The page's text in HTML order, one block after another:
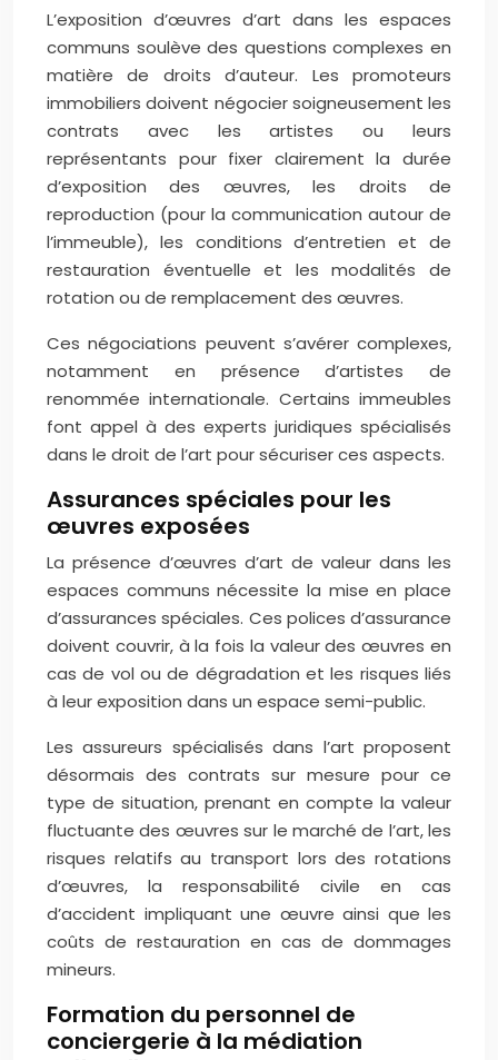
L’exposition d’œuvres d’art dans les espaces
communs soulève des questions complexes en
matière de droits d’auteur. Les promoteurs
immobiliers doivent négocier soigneusement les
contrats avec les artistes ou leurs
représentants pour fixer clairement la durée
d’exposition des œuvres, les droits de
reproduction (pour la communication autour de
l’immeuble), les conditions d’entretien et de
restauration éventuelle et les modalités de
rotation ou de remplacement des œuvres.
Ces négociations peuvent s’avérer complexes,
notamment en présence d’artistes de
renommée internationale. Certains immeubles
font appel à des experts juridiques spécialisés
dans le droit de l’art pour sécuriser ces aspects.
Assurances spéciales pour les
œuvres exposées
La présence d’œuvres d’art de valeur dans les
espaces communs nécessite la mise en place
d’assurances spéciales. Ces polices d’assurance
doivent couvrir, à la fois la valeur des œuvres en
cas de vol ou de dégradation et les risques liés
à leur exposition dans un espace semi-public.
Les assureurs spécialisés dans l’art proposent
désormais des contrats sur mesure pour ce
type de situation, prenant en compte la valeur
fluctuante des œuvres sur le marché de l’art, les
risques relatifs au transport lors des rotations
d’œuvres, la responsabilité civile en cas
d’accident impliquant une œuvre ainsi que les
coûts de restauration en cas de dommages
mineurs.
Formation du personnel de
conciergerie à la médiation